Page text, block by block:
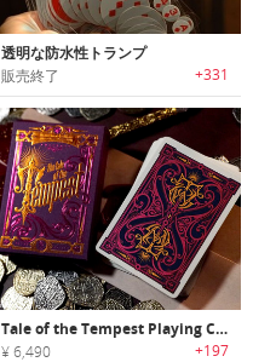
透明な防水性トランプ
販売終了 +331
Tale of the Tempest Playing Cards｜ラグジュアリートランプカード
¥ 6,490 +197